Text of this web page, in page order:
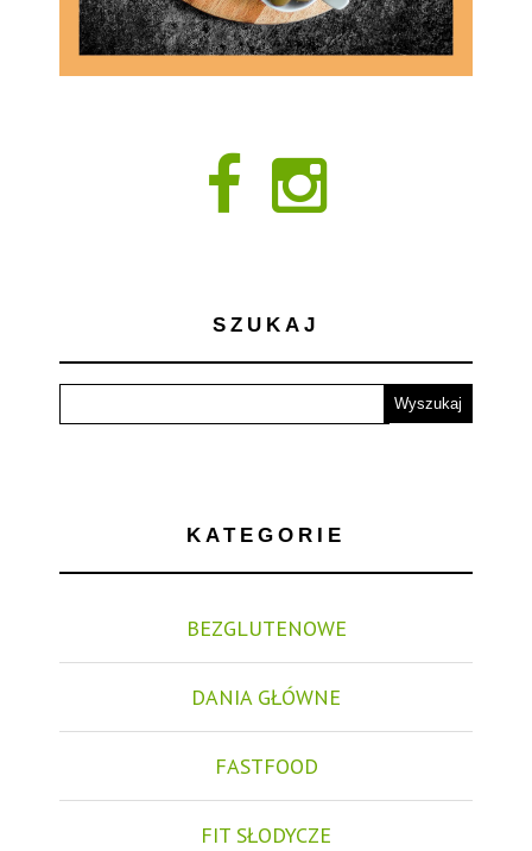
SZUKAJ
KATEGORIE
BEZGLUTENOWE
DANIA GŁÓWNE
FASTFOOD
FIT SŁODYCZE